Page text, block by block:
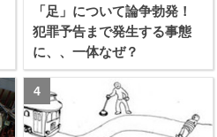
「足」について論争勃発！
犯罪予告まで発生する事態
に、、一体なぜ？